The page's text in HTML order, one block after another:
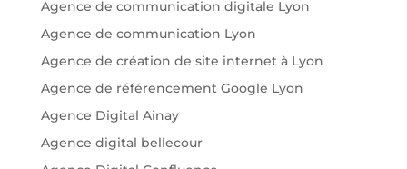
Agence de communication digitale Lyon
Agence de communication Lyon
Agence de création de site internet à Lyon
Agence de référencement Google Lyon
Agence Digital Ainay
Agence digital bellecour